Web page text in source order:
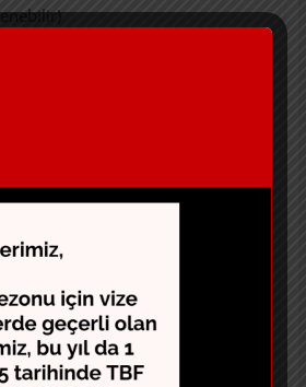
çok taktiksel yönleriyle
oyuncularla çalışma
kabul ederlerse çok enerjik
Sezon boyunca bu sistemle
pek gerçekçi